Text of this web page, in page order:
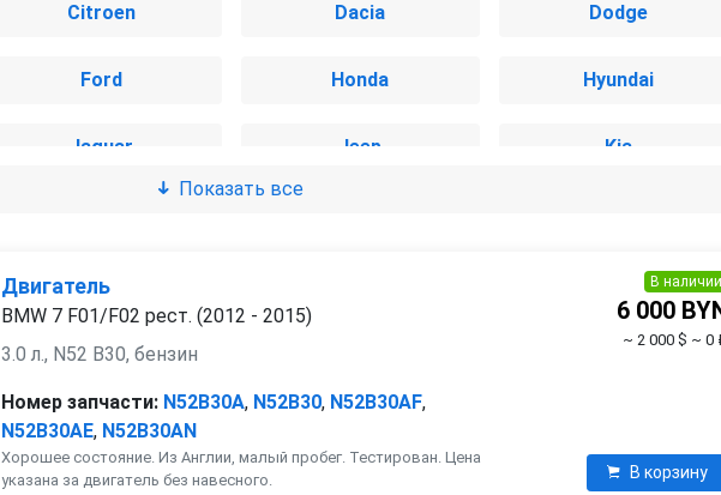
Citroen Dacia Dodge
Ford Honda Hyundai
Jaguar Jeep Kia
Mitsubishi
Porsche Saab
Skoda SsangYong
Volkswagen
Показать все
Двигатель
BMW 7 F01/F02 рест. (2012 - 2015)
3.0 л., N52 B30, бензин
Номер запчасти: N52B30A, N52B30, N52B30AF,
N52B30AE, N52B30AN
Хорошее состояние. Из Англии, малый пробег. Тестирован. Цена
указана за двигатель без навесного.
В наличии
6 000
~ 2 000 $ ~ 0
В корзину